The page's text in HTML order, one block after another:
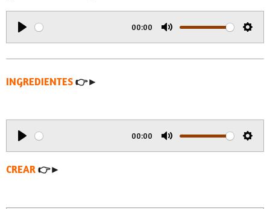
P
l
00:00
M
u
S
e
g
INGREDIENTES 👉►
P
l
00:00
M
S
CREAR 👉►